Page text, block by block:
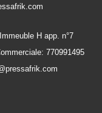
H app. n°7
770991495